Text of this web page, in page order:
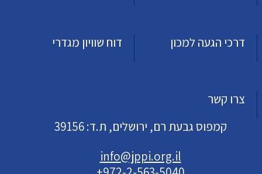
דרכי הגעה למכון דוח שוויון מגדרי
צרו קשר
קמפוס גבעת רם, ירושלים, ת.ד: 39156
info@jppi.org.il